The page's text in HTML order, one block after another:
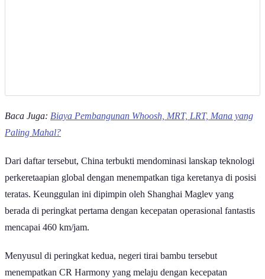
Baca Juga: Biaya Pembangunan Whoosh, MRT, LRT, Mana yang
Paling Mahal?
Dari daftar tersebut, China terbukti mendominasi lanskap teknologi
perkeretaapian global dengan menempatkan tiga keretanya di posisi
teratas. Keunggulan ini dipimpin oleh Shanghai Maglev yang
berada di peringkat pertama dengan kecepatan operasional fantastis
mencapai 460 km/jam.
Menyusul di peringkat kedua, negeri tirai bambu tersebut
menempatkan CR Harmony yang melaju dengan kecepatan